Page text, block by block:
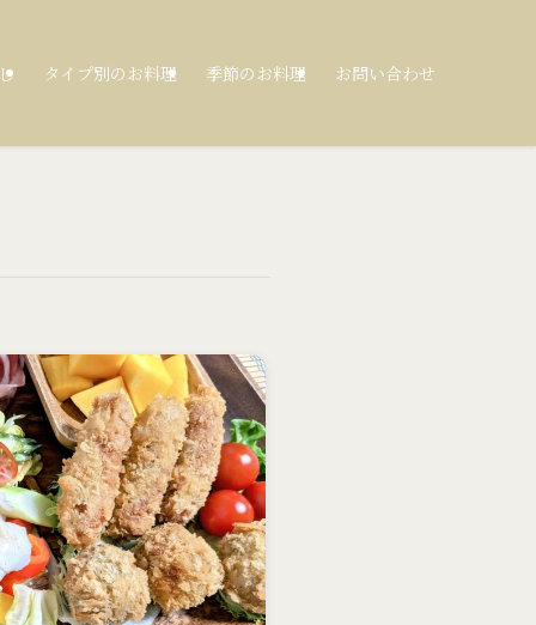
タイプ別のお料理 季節のお料理 お問い合わせ